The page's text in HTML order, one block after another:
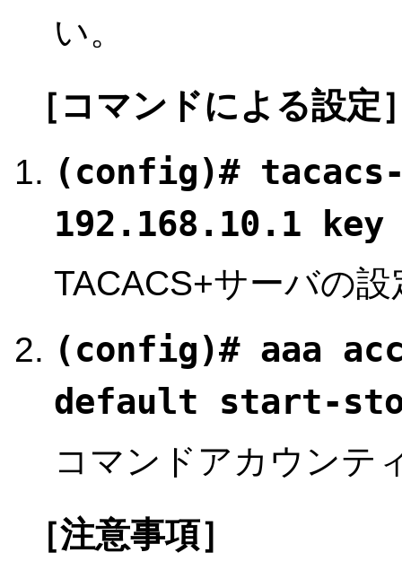
い。
［コマンドによる設定
(config)#
192.168.10.1 key
TACACS+サーバの
(config)# aaa
default start-
コマンドアカウンテ
［注意事項］